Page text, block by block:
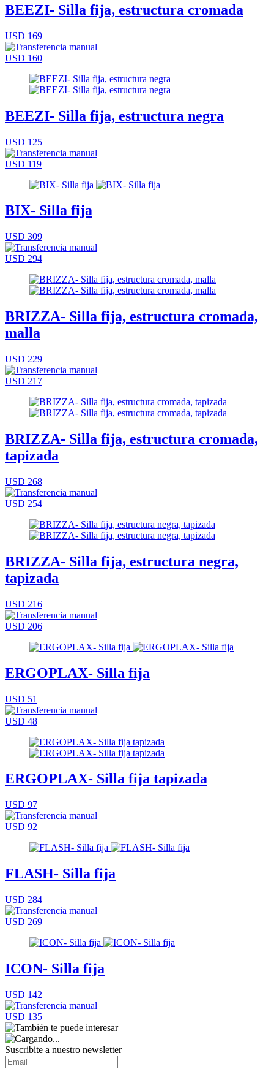
BEEZI- Silla fija, estructura cromada
USD 169
USD 160
BEEZI- Silla fija, estructura negra
USD 125
USD 119
BIX- Silla fija
USD 309
USD 294
BRIZZA- Silla fija, estructura cromada,
malla
USD 229
USD 217
BRIZZA- Silla fija, estructura cromada,
tapizada
USD 268
USD 254
BRIZZA- Silla fija, estructura negra,
tapizada
USD 216
USD 206
ERGOPLAX- Silla fija
USD 51
USD 48
ERGOPLAX- Silla fija tapizada
USD 97
USD 92
FLASH- Silla fija
USD 284
USD 269
ICON- Silla fija
USD 142
USD 135
Suscribite a nuestro newsletter